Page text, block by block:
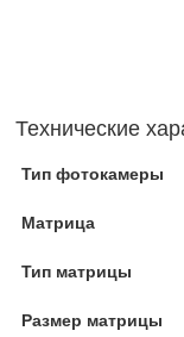
Технические
Тип фотокамеры
Матрица
Тип матрицы
Размер матрицы